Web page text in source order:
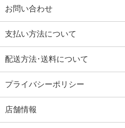
お問い合わせ
支払い方法について
配送方法･送料について
プライバシーポリシー
店舗情報